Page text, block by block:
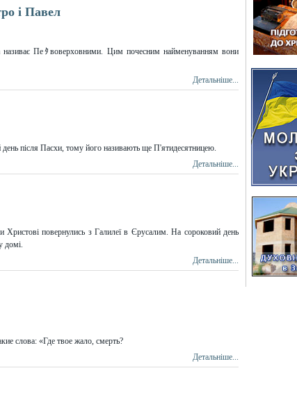
і Павел
називає Пеﾀвоверховними. Цим почесним найменуванням вони
Детальніше...
після Пасхи, тому його називають ще П'ятидесятницею.
Детальніше...
Христові повернулись з Галилеї в Єрусалим. На сороковий день
домі.
Детальніше...
слова: «Где твое жало, смерть?
Детальніше...